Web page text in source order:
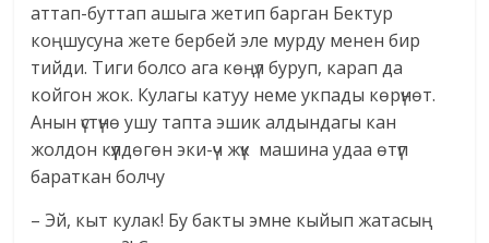
аттап-буттап ашыга жетип барган Бектур
коңшусуна жете бербей эле мурду менен бир
тийди. Тиги болсо ага көңүл буруп, карап да
койгон жок. Кулагы катуу неме укпады көрүнөт.
Анын үстүнө ушу тапта эшик алдындагы кан
жолдон күүлдөгөн эки-үч жүк машина удаа өтүп
бараткан болчу
– Эй, кыт кулак! Бу бакты эмне кыйып жатасың